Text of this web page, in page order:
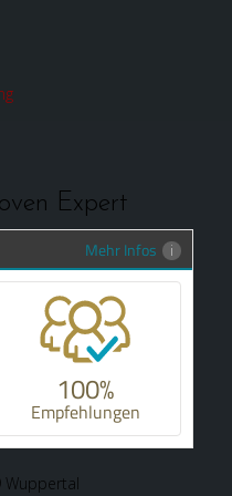
Expert
Mehr Infos
100%
Empfehlungen
Wuppertal